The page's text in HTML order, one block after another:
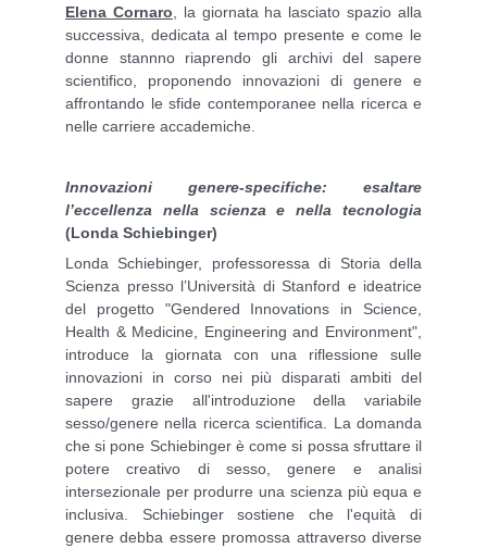
Elena Cornaro , la giornata ha lasciato spazio alla
successiva, dedicata al tempo presente e come le
donne stannno riaprendo gli archivi del sapere
scientifico, proponendo innovazioni di genere e
affrontando le sfide contemporanee nella ricerca e
nelle carriere accademiche.
Innovazioni genere-specifiche: esaltare
l’eccellenza nella scienza e nella tecnologia
(Londa Schiebinger)
Londa Schiebinger, professoressa di Storia della
Scienza presso l’Università di Stanford e ideatrice
del progetto "Gendered Innovations in Science,
Health & Medicine, Engineering and Environment",
introduce la giornata con una riflessione sulle
innovazioni in corso nei più disparati ambiti del
sapere grazie all'introduzione della variabile
sesso/genere nella ricerca scientifica. La domanda
che si pone Schiebinger è come si possa sfruttare il
potere creativo di sesso, genere e analisi
intersezionale per produrre una scienza più equa e
inclusiva. Schiebinger sostiene che l'equità di
genere debba essere promossa attraverso diverse